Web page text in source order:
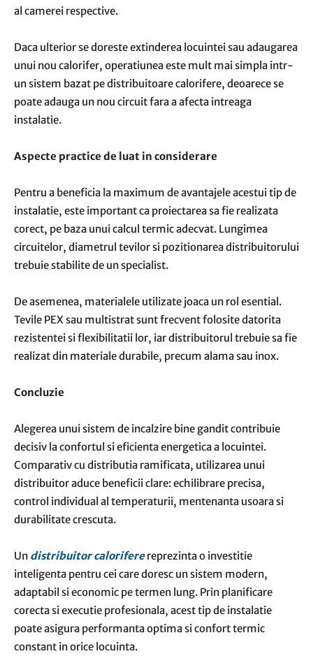
al camerei respective.
Daca ulterior se doreste extinderea locuintei sau adaugarea
unui nou calorifer, operatiunea este mult mai simpla intr-
un sistem bazat pe distribuitoare calorifere, deoarece se
poate adauga un nou circuit fara a afecta intreaga
instalatie.
Aspecte practice de luat in considerare
Pentru a beneficia la maximum de avantajele acestui tip de
instalatie, este important ca proiectarea sa fie realizata
corect, pe baza unui calcul termic adecvat. Lungimea
circuitelor, diametrul tevilor si pozitionarea distribuitorului
trebuie stabilite de un specialist.
De asemenea, materialele utilizate joaca un rol esential.
Tevile PEX sau multistrat sunt frecvent folosite datorita
rezistentei si flexibilitatii lor, iar distribuitorul trebuie sa fie
realizat din materiale durabile, precum alama sau inox.
Concluzie
Alegerea unui sistem de incalzire bine gandit contribuie
decisiv la confortul si eficienta energetica a locuintei.
Comparativ cu distributia ramificata, utilizarea unui
distribuitor aduce beneficii clare: echilibrare precisa,
control individual al temperaturii, mentenanta usoara si
durabilitate crescuta.
Un distribuitor caloriferereprezinta o investitie
inteligenta pentru cei care doresc un sistem modern,
adaptabil si economic pe termen lung. Prin planificare
corecta si executie profesionala, acest tip de instalatie
poate asigura performanta optima si confort termic
constant in orice locuinta.